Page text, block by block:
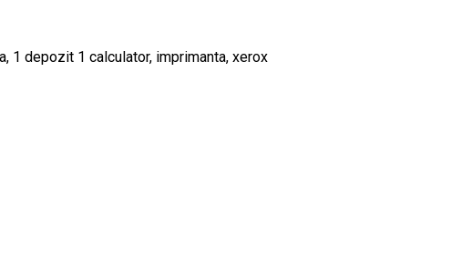
1 depozit 1 calculator, imprimanta, xerox